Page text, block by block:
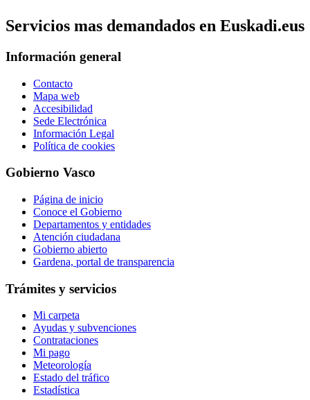
Servicios mas demandados en Euskadi.eus
Información general
Contacto
Mapa web
Accesibilidad
Sede Electrónica
Información Legal
Política de cookies
Gobierno Vasco
Página de inicio
Conoce el Gobierno
Departamentos y entidades
Atención ciudadana
Gobierno abierto
Gardena, portal de transparencia
Trámites y servicios
Mi carpeta
Ayudas y subvenciones
Contrataciones
Mi pago
Meteorología
Estado del tráfico
Estadística